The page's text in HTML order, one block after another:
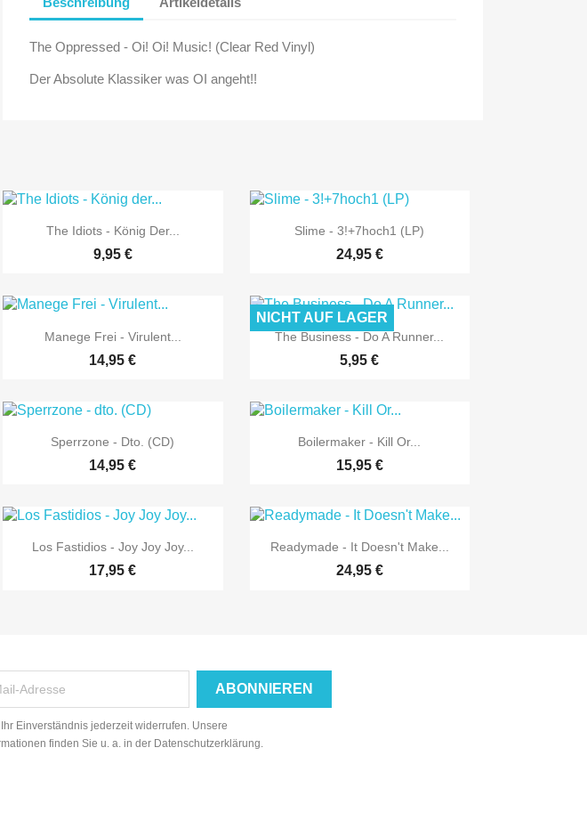
The Oppressed - Oi! Oi! Music! (Clear Red Vinyl)
Der Absolute Klassiker was OI angeht!!
 Vorschau
The Idiots - König Der...
9,95 €
 Vorschau
Slime - 3!+7hoch1 (LP)
24,95 €
 Vorschau
Manege Frei - Virulent...
14,95 €
 Vorschau
The Business - Do A Runner...
5,95 €
NICHT AUF LAGER
 Vorschau
Sperrzone - Dto. (CD)
14,95 €
 Vorschau
Boilermaker - Kill Or...
15,95 €
 Vorschau
Los Fastidios - Joy Joy Joy...
17,95 €
 Vorschau
Readymade - It Doesn't Make...
24,95 €
Einverständnis jederzeit widerrufen. Unsere
finden Sie u. a. in der Datenschutzerklärung.